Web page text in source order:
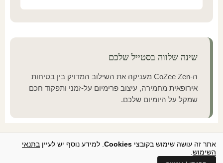
שינה שלווה בסטייל שלכם
ה-CoZee Zen מעניקה את השילוב המדויק בין בטיחות
אירופאית מחמירה, עיצוב פרימיום על-זמני ותפקוד חכם
שמקל על היומיום שלכם.
אתר זה עושה שימוש בקובצי Cookies . למידע נוסף יש לעיין בתנאי
השימוש